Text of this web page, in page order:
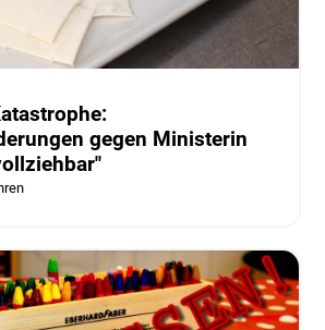
gegen Ministerin